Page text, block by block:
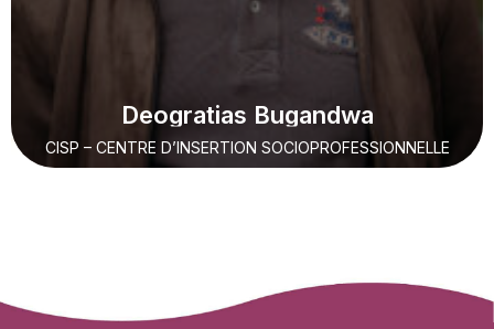
Deogratias Bugandwa
CISP – CENTRE D’INSERTION SOCIOPROFESSIONNELLE